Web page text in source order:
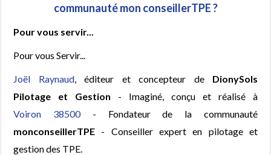
communauté mon conseillerTPE ?
Pour vous servir...
Pour vous Servir...
Joël Raynaud, éditeur et concepteur de DionySols
Pilotage et Gestion - Imaginé, conçu et réalisé à
Voiron 38500- Fondateur de la communauté
monconseillerTPE - Conseiller expert en pilotage et
gestion des TPE.